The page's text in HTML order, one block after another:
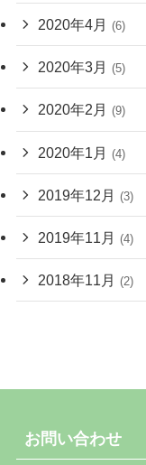
2020年4月 (6)
2020年3月 (5)
2020年2月 (9)
2020年1月 (4)
2019年12月 (3)
2019年11月 (4)
2018年11月 (2)
お問い合わせ